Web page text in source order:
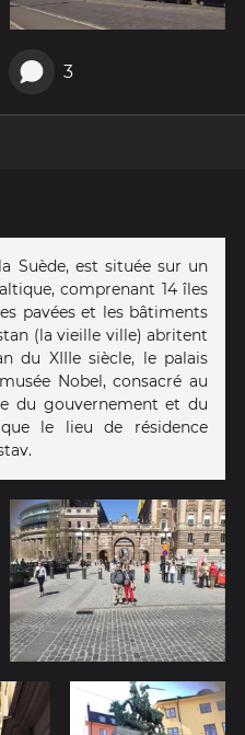
3
Suède, est située sur un
comprenant 14 îles
pavées et les bâtiments
(la vieille ville) abritent
du XIIIe siècle, le palais
Nobel, consacré au
du gouvernement et du
le lieu de résidence